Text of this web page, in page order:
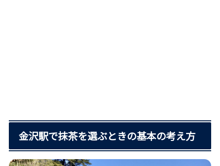
金沢駅で抹茶を選ぶときの基本の考え方